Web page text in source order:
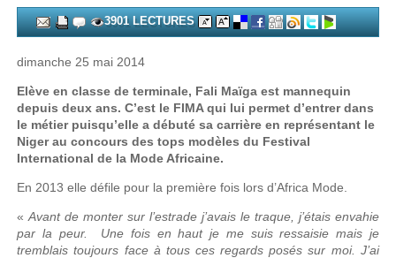
3901 LECTURES
dimanche 25 mai 2014
Elève en classe de terminale, Fali Maïga est mannequin
depuis deux ans. C’est le FIMA qui lui permet d’entrer dans
le métier puisqu’elle a débuté sa carrière en représentant le
Niger au concours des tops modèles du Festival
International de la Mode Africaine.
En 2013 elle défile pour la première fois lors d’Africa Mode.
«Avant de monter sur l’estrade j’avais le traque, j’étais envahie
par la peur. Une fois en haut je me suis ressaisie mais je
tremblais toujours face à tous ces regards posés sur moi. J’ai